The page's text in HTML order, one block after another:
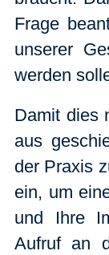
Frage
unserer
werden
Damit dies
aus
der Praxis
ein, um
und Ihre
Aufruf an